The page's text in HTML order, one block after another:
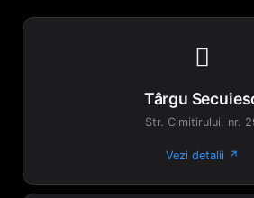

Târgu
Str. Cimitirului, nr.
Vezi detalii ↗